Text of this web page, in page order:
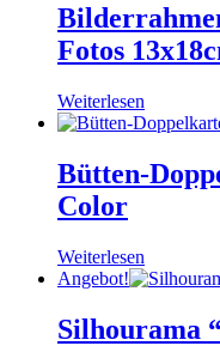
Fotos
Weiterlesen
Bütten-
Color
Weiterlesen
Angebot!
Silhourama